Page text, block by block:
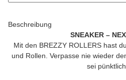
Beschreibung
SNEAKER –
Mit den BREZZY ROLLERS hast
und Rollen. Verpasse nie wieder
sei